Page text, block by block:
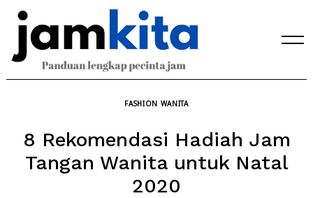
Skip
content
FASHION WANITA
8 Rekomendasi Hadiah Jam
Tangan Wanita untuk Natal
2020